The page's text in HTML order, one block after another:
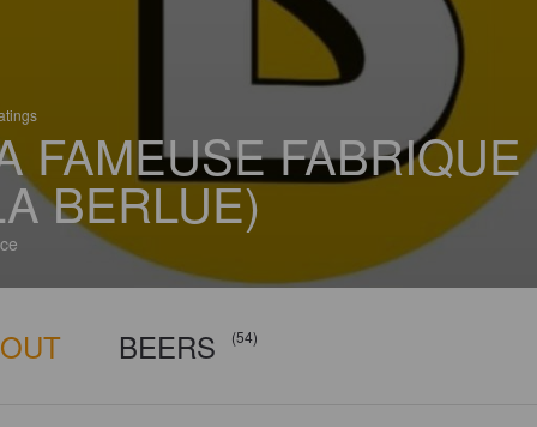
FAMEUSE FABRIQUE
BERLUE)
BEERS (54)